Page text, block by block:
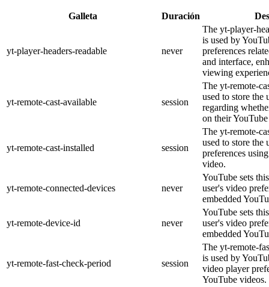
Galleta Duración
yt-player-headers-readable never
The yt-player-
is used by
preferences
and interface,
viewing
yt-remote-cast-available session
The yt-remote-
used to store the
regarding
on their
yt-remote-cast-installed session
The yt-remote-
used to store the
preferences
video.
yt-remote-connected-devices never
YouTube sets
user's video
embedded
yt-remote-device-id never
YouTube sets
user's video
embedded
yt-remote-fast-check-period session
The yt-remote-
is used by
video player
YouTube videos.